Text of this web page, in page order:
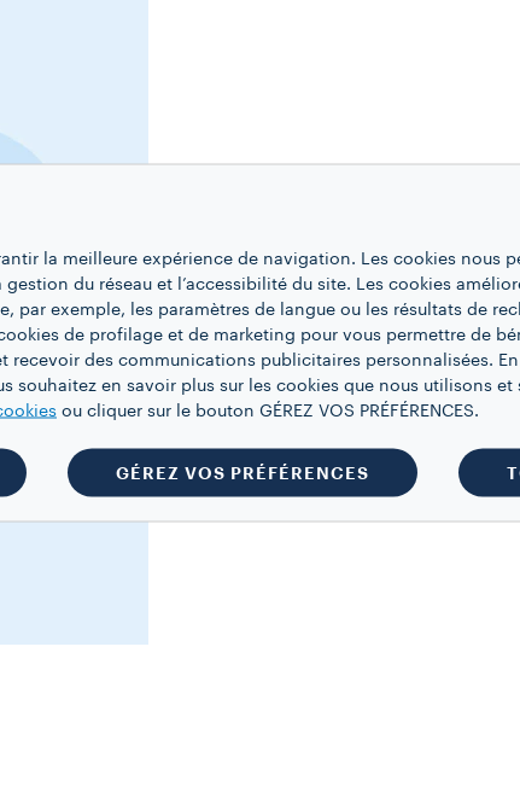
la meilleure expérience de navigation. Les cookies nous
du réseau et l’accessibilité du site. Les cookies
par exemple, les paramètres de langue ou les résultats de
de profilage et de marketing pour vous permettre de
recevoir des communications publicitaires personnalisées.
souhaitez en savoir plus sur les cookies que nous utilisons et
ou cliquer sur le bouton GÉREZ VOS PRÉFÉRENCES.
GÉREZ VOS PRÉFÉRENCES